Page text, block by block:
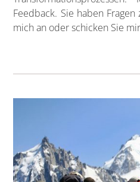
Feedback. Sie haben
mich an oder schicken Sie